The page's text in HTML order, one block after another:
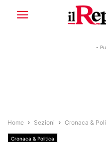
-
Home Sezioni Cronaca &
Cronaca & Politica